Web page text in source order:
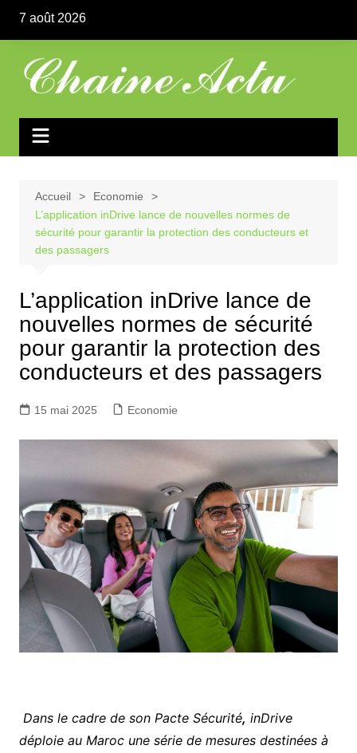
contenu
7 août 2026
Accueil
Economie
L’application inDrive lance de nouvelles normes de
sécurité pour garantir la protection des conducteurs et
des passagers
L’application inDrive lance de
nouvelles normes de sécurité
pour garantir la protection des
conducteurs et des passagers
15 mai 2025 Economie
Dans le cadre de son Pacte Sécurité, inDrive
déploie au Maroc une série de mesures destinées à